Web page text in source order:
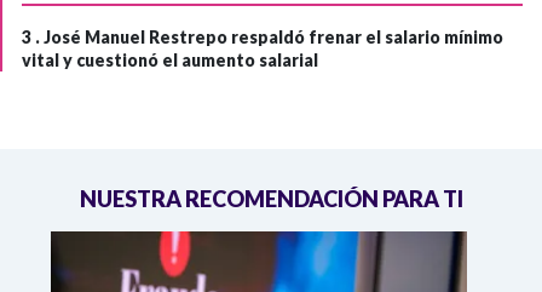
3 .José Manuel Restrepo respaldó frenar el salario mínimo
vital y cuestionó el aumento salarial
NUESTRA RECOMENDACIÓN PARA TI